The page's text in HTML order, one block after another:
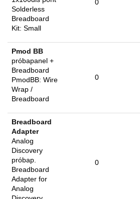
Solderless
Breadboard
Kit: Small
0
Pmod BB
próbapanel +
Breadboard
PmodBB: Wire
Wrap /
Breadboard
0
Breadboard
Adapter
Analog
Discovery
próbap.
Breadboard
Adapter for
Analog
0